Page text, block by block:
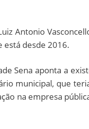
Antonio
está desde 2016.
Sena aponta a
municipal, que
na empresa